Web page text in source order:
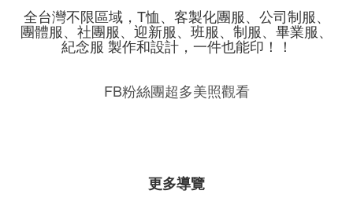
全台灣不限區域，T恤、客製化團服、公司制服、
團體服、社團服、迎新服、班服、制服、畢業服、
紀念服 製作和設計，一件也能印！！
FB粉絲團超多美照觀看
更多導覽